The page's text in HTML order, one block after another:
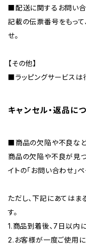
■配送に関するお問い合
記載の伝票番号をもっ
せ。
【その他】
■ラッピングサービスは
キャンセル・返品に
■商品の欠陥や不良など
商品の欠陥や不良が見
イトの「お問い合わせ」
ただし、下記にあては
す。
1.商品到着後､7日以内
2.お客様が一度ご使用